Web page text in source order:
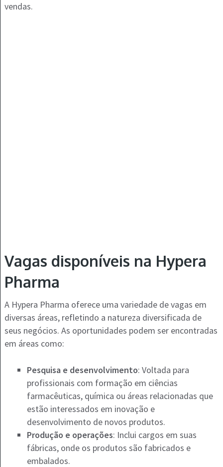
vendas.
Vagas disponíveis na Hypera
Pharma
A Hypera Pharma oferece uma variedade de vagas em
diversas áreas, refletindo a natureza diversificada de
seus negócios. As oportunidades podem ser encontradas
em áreas como:
Pesquisa e desenvolvimento: Voltada para
profissionais com formação em ciências
farmacêuticas, química ou áreas relacionadas que
estão interessados em inovação e
desenvolvimento de novos produtos.
Produção e operações: Inclui cargos em suas
fábricas, onde os produtos são fabricados e
embalados.